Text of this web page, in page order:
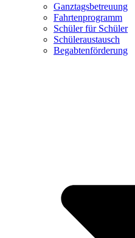
Ganztagsbetreuung
Fahrtenprogramm
Schüler für Schüler
Schüleraustausch
Begabtenförderung